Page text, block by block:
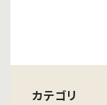
カテゴリ